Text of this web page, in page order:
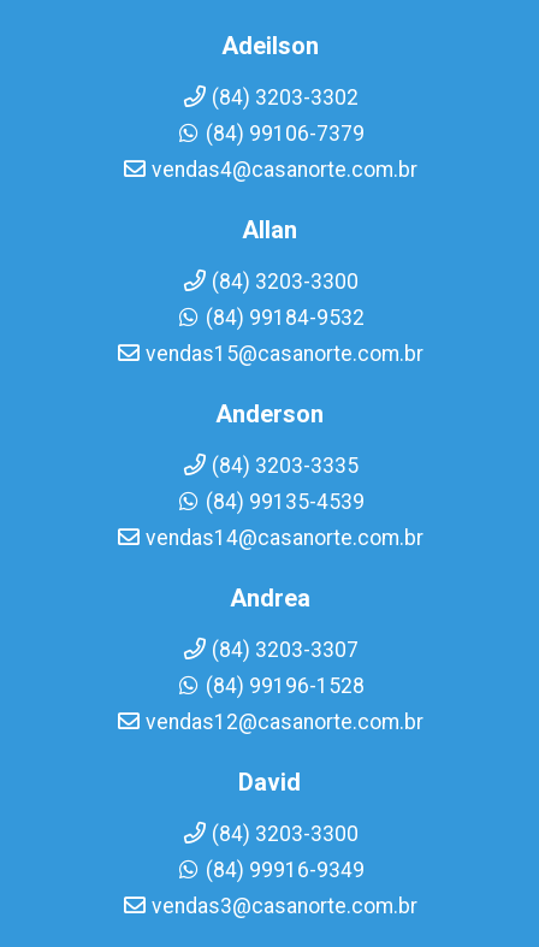
Adeilson
(84) 3203-3302
(84) 99106-7379
vendas4@casanorte.com.br
Allan
(84) 3203-3300
(84) 99184-9532
vendas15@casanorte.com.br
Anderson
(84) 3203-3335
(84) 99135-4539
vendas14@casanorte.com.br
Andrea
(84) 3203-3307
(84) 99196-1528
vendas12@casanorte.com.br
David
(84) 3203-3300
(84) 99916-9349
vendas3@casanorte.com.br